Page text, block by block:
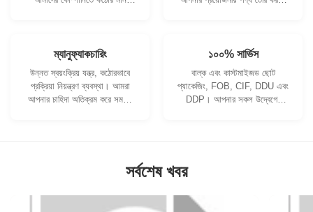
ম্যানুফ্যাকচারিং
উন্নত স্বয়ংক্রিয় যন্ত্র, কঠোরভাবে
প্রক্রিয়া নিয়ন্ত্রণ ব্যবস্থা। আমরা
আপনার চাহিদা অতিক্রম করে সমস্ত
১০০% সার্ভিস
বাল্ক এবং কাস্টমাইজড ছোট
প্যাকেজিং, FOB, CIF, DDU এবং
DDP। আপনার সকল উদ্বেগের
সর্বশেষ খবর